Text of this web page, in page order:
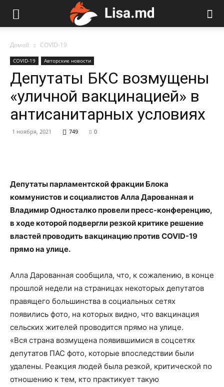
Домой COVID-19
COVID-19 Авторские новости
Депутаты БКС возмущены
«уличной вакцинацией» в
антисанитарных условиях
1 ноября, 2021 749 0
Депутаты парламентской фракции Блока
коммунистов и социалистов Алла Дарованная и
Владимир Односталко провели пресс-конференцию,
в ходе которой подвергли резкой критике решение
властей проводить вакцинацию против COVID-19
прямо на улице.
Алла Дарованная сообщила, что, к сожалению, в конце
прошлой недели на страницах некоторых депутатов
правящего большинства в социальных сетях
появились фото, на которых видно, что вакцинация
сельских жителей проводится прямо на улице.
«Вся страна возмущена появившимися в соцсетях
депутатов ПАС фото, которые впоследствии были
удалены. Реакция людей была резкой, критической по
отношению к тем, кто практикует такую